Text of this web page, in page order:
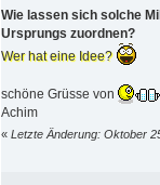
Wie lassen sich solche
Ursprungs zuordnen?
Wer hat eine Idee?
schöne Grüsse von
Achim
« Letzte Änderung: Oktober